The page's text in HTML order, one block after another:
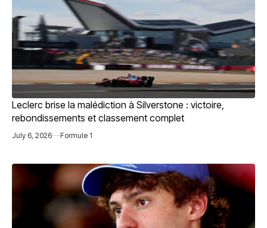
Leclerc brise la malédiction à Silverstone : victoire,
rebondissements et classement complet
July 6, 2026 Formule 1